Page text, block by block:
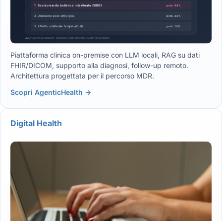
Piattaforma clinica on-premise con LLM locali, RAG su dati
FHIR/DICOM, supporto alla diagnosi, follow-up remoto.
Architettura progettata per il percorso MDR.
Scopri AgenticHealth →
Digital Health